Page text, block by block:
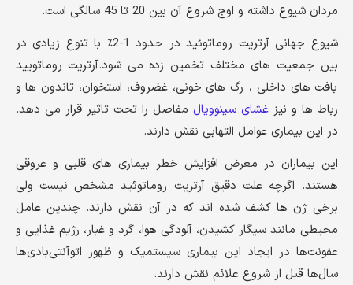
مردان شیوع داشته و اوج شروع آن بین 20 تا 45 سالگی است.
شیوع جهانی آرتریت روماتوئید در حدود 1-2٪ با تنوع زیادی در
بین جمعیت های مختلف تخمین زده می شود.آرتریت روماتویید
بافت های داخلی ، رگ های خونی، غضروف، استخوان، تاندون ها و
رباط ها و نیزغشای سینوویال مفاصل را تحت تاثیر قرار می دهد.
در این بیماری عوامل التهابی نقش دارند.
این بیماران در معرض افزایش خطر بیماری های قلبی و عروقی
هستند. اگرچه علت دقیق آرتریت روماتوئید مشخص نیست ولی
برخی ژن ها کشف شده اند که در آن نقش دارند. چندین عامل
محیطی مانند سیگار کشیدن، آلودگی هوا، گرد و غبار، رژیم غذایی و
عفونت‌ها در ایجاد این بیماری سیستمیک و ظهور اتوآنتی‌بادی‌ها
سال‌ها قبل از شروع علائم نقش دارند.